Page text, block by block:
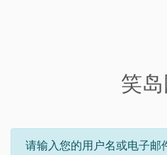
笑岛
请输入您的用户名或电子邮